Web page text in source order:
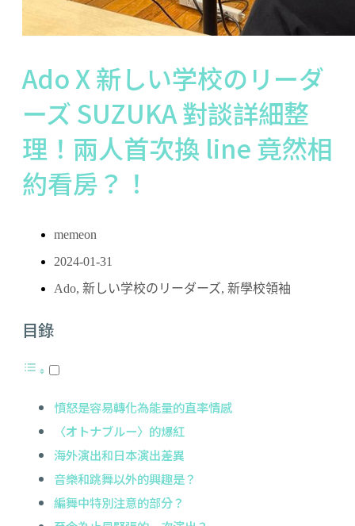
Ado X 新しい学校のリーダ
ーズ SUZUKA 對談詳細整
理！兩人首次換 line 竟然相
約看房？！
memeon
2024-01-31
Ado, 新しい学校のリーダーズ, 新學校領袖
目錄
憤怒是容易轉化為能量的直率情感
〈オトナブルー〉的爆紅
海外演出和日本演出差異
音樂和跳舞以外的興趣是？
編舞中特別注意的部分？